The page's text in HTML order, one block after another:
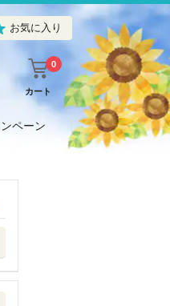
お気に入り
カート
0
ペーン